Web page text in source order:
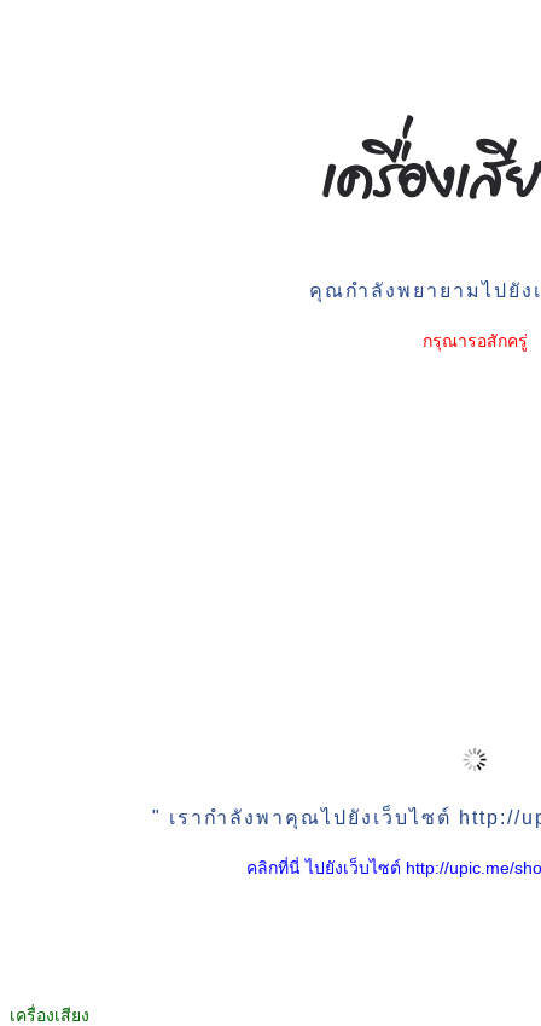
คุณกำลังพยายามไปยัง
กรุณารอสักครู่
" เรากำลังพาคุณไปยังเว็บไซต์ http://
คลิกที่นี่ ไปยังเว็บไซต์ http://upic.me/
เครื่องเสียง